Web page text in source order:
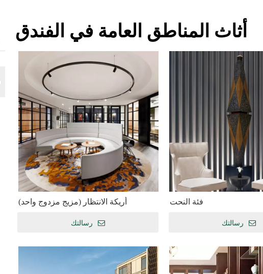
أثاث المناطق العامة في الفندق
أريكة الانتظار (مزيج مزدوج واحد)
رسالتك
فئة النحت
رسالتك